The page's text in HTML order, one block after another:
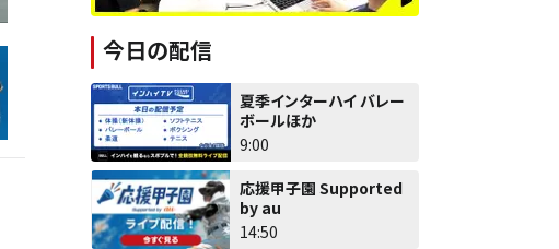
今日の配信
夏季インターハイ バレー
ボールほか
9:00
応援甲子園 Supported
by au
14:50